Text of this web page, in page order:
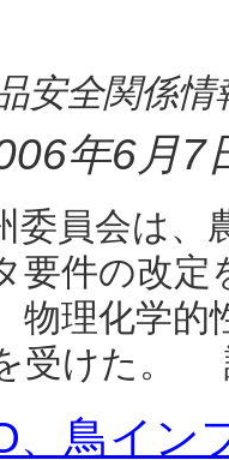
安全関係情
年6月7
員会は、
要件の改
物理化学的
受けた。
、鳥イン